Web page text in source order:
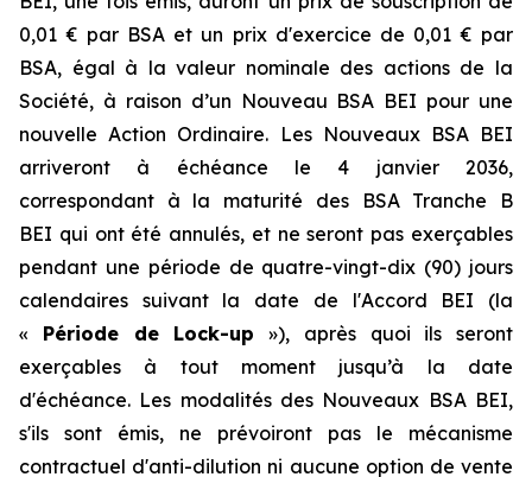
0,01 € par BSA et un prix d'exercice de 0,01 € par
BSA, égal à la valeur nominale des actions de la
Société, à raison d’un Nouveau BSA BEI pour une
nouvelle Action Ordinaire. Les Nouveaux BSA BEI
arriveront à échéance le 4 janvier 2036,
correspondant à la maturité des BSA Tranche B
BEI qui ont été annulés, et ne seront pas exerçables
pendant une période de quatre-vingt-dix (90) jours
calendaires suivant la date de l'Accord BEI (la
« Période de Lock-up »), après quoi ils seront
exerçables à tout moment jusqu’à la date
d'échéance. Les modalités des Nouveaux BSA BEI,
s'ils sont émis, ne prévoiront pas le mécanisme
contractuel d'anti-dilution ni aucune option de vente